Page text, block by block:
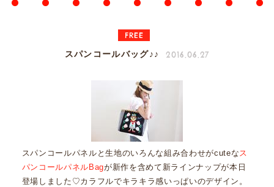
FREE
スパンコールバッグ♪♪ 2016.06.27
スパンコールパネルと生地のいろんな組み合わせがcuteなス
パンコールパネルBagが新作を含めて新ラインナップが本日
登場しました♡カラフルでキラキラ感いっぱいのデザイン。